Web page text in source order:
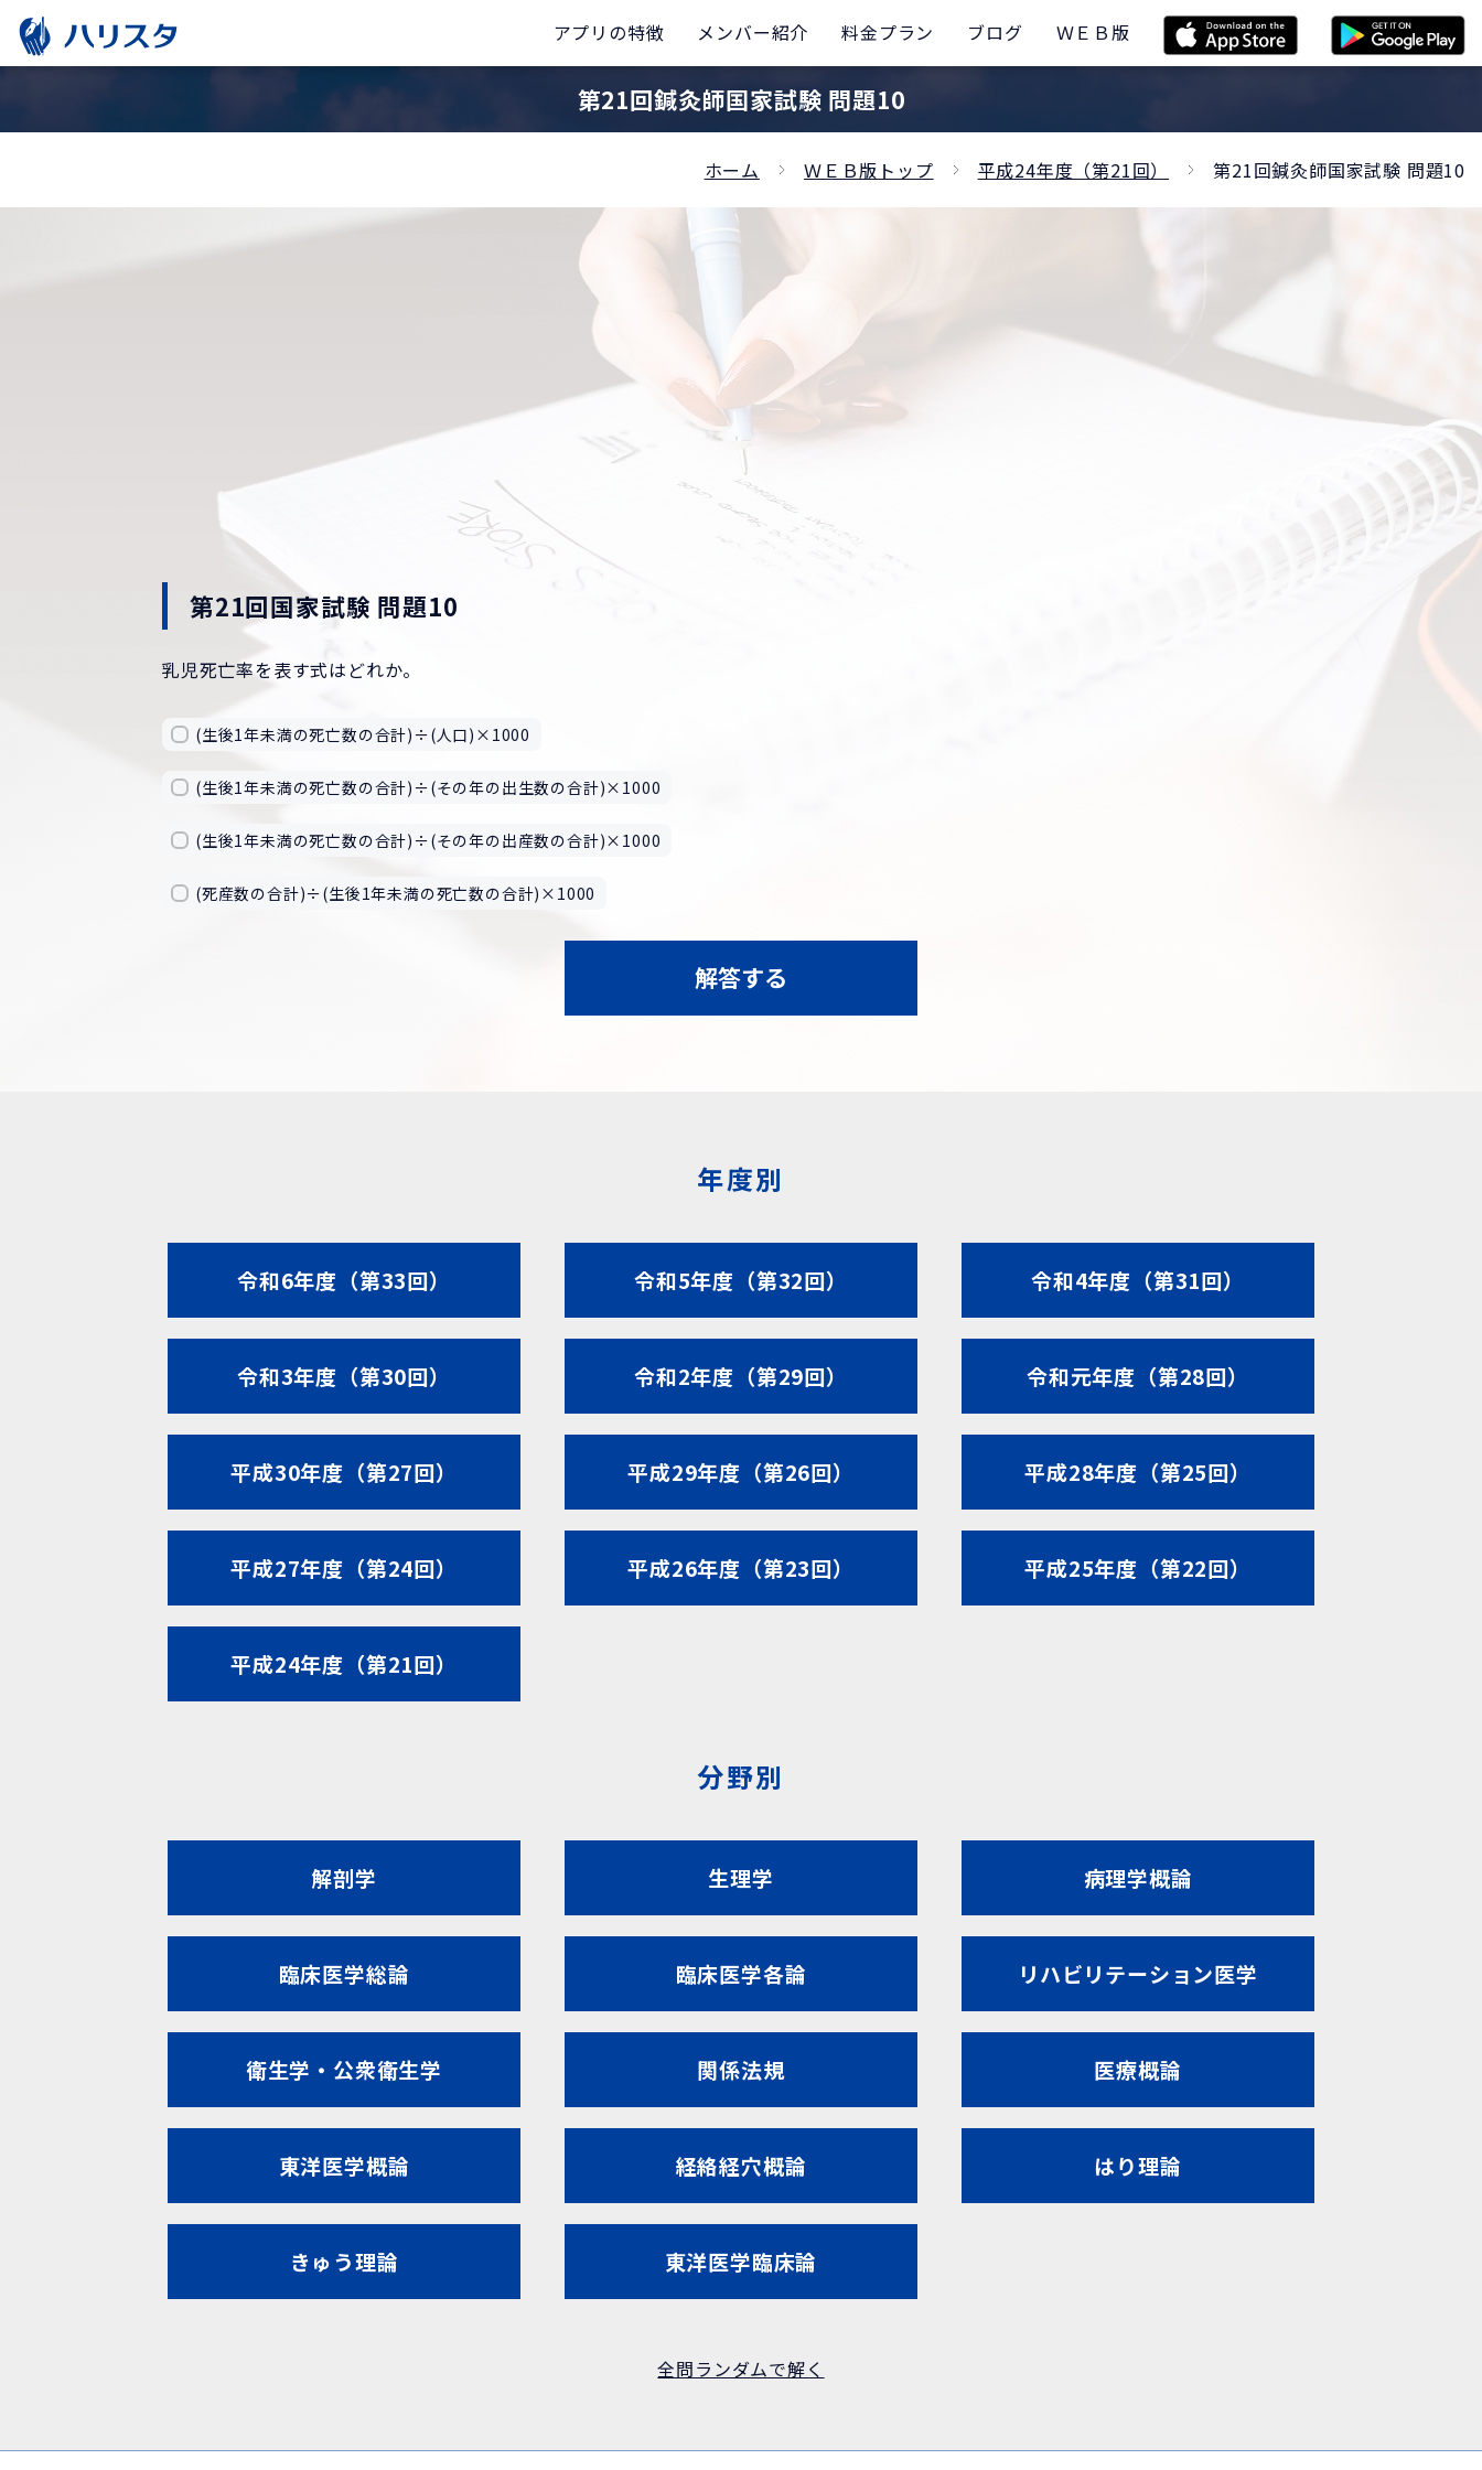
アプリの特徴 メンバー紹介 料金プラン ブログ ＷＥＢ版
第21回鍼灸師国家試験 問題10
ホーム ＷＥＢ版トップ 平成24年度（第21回） 第21回鍼灸師国家試験 問題10
第21回国家試験 問題10
乳児死亡率を表す式はどれか。
(生後1年未満の死亡数の合計)÷(人口)×1000
(生後1年未満の死亡数の合計)÷(その年の出生数の合計)×1000
(生後1年未満の死亡数の合計)÷(その年の出産数の合計)×1000
(死産数の合計)÷(生後1年未満の死亡数の合計)×1000
解答する
年度別
令和6年度（第33回） 令和5年度（第32回） 令和4年度（第31回）
令和3年度（第30回） 令和2年度（第29回） 令和元年度（第28回）
平成30年度（第27回） 平成29年度（第26回） 平成28年度（第25回）
平成27年度（第24回） 平成26年度（第23回） 平成25年度（第22回）
平成24年度（第21回）
分野別
解剖学 生理学 病理学概論
臨床医学総論 臨床医学各論 リハビリテーション医学
衛生学・公衆衛生学 関係法規 医療概論
東洋医学概論 経絡経穴概論 はり理論
きゅう理論 東洋医学臨床論
全問ランダムで解く